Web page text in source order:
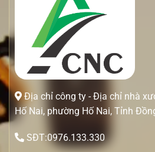
Địa chỉ công ty - Địa chỉ nhà
Hố Nai, phường Hố Nai, Tỉnh
SĐT:0976.133.330